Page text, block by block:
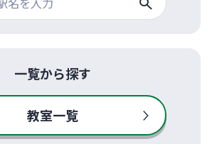
一覧から探す
教室一覧